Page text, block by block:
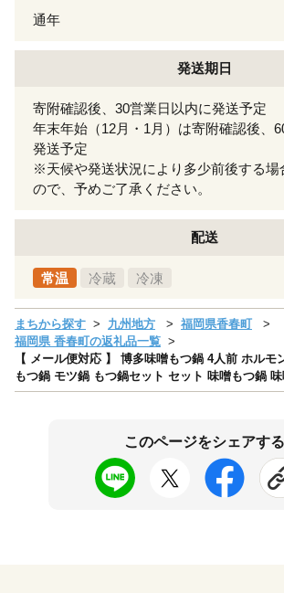
通年
発送期日
寄附確認後、30営業日以内に発送予定
年末年始（12月・1月）は寄附確認後、
発送予定
※天候や発送状況により多少前後する場
ので、予めご了承ください。
配送
常温 冷蔵 冷凍
まちから探す 九州地方
福岡県香春町
福岡県 香春町の返礼品一覧
【 メール便対応 】 博多味噌もつ鍋 4人前 ホルモ
もつ鍋 モツ鍋 もつ鍋セット セット 味噌もつ鍋
このページをシェアする